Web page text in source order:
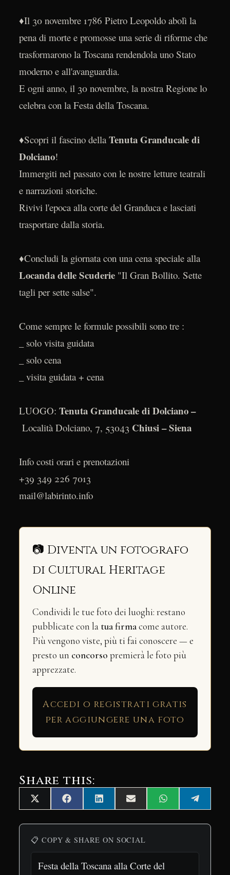
♦Il 30 novembre 1786 Pietro Leopoldo abolì la
pena di morte e promosse una serie di riforme che
trasformarono la Toscana rendendola uno Stato
moderno e all'avanguardia.
E ogni anno, il 30 novembre, la nostra Regione lo
celebra con la Festa della Toscana.
♦Scopri il fascino della Tenuta Granducale di
Dolciano!
Immergiti nel passato con le nostre letture teatrali
e narrazioni storiche.
Rivivi l'epoca alla corte del Granduca e lasciati
trasportare dalla storia.
♦Concludi la giornata con una cena speciale alla
Locanda delle Scuderie "Il Gran Bollito. Sette
tagli per sette salse".
Come sempre le formule possibili sono tre :
_ solo visita guidata
_ solo cena
_ visita guidata + cena
LUOGO: Tenuta Granducale di Dolciano –
Località Dolciano, 7, 53043 Chiusi – Siena
Info costi orari e prenotazioni
+39 349 226 7013
mail@labirinto.info
📷 Diventa un fotografo
di Cultural Heritage
Online
Condividi le tue foto dei luoghi: restano
pubblicate con la tua firmacome autore.
Più vengono viste, più ti fai conoscere — e
presto un concorso premierà le foto più
apprezzate.
Accedi o registrati gratis
per aggiungere una foto
Share this:
Share
on
X
(Twitter)
Share
on
FacebookShare
on
LinkedInShare
on
Email Share
on
WhatsAppShare
on
📋 COPY & SHARE ON SOCIAL